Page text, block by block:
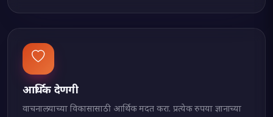
आर्थिक देणगी
वाचनालयाच्या विकासासाठी आर्थिक मदत करा. प्रत्येक रुपया ज्ञानाच्या